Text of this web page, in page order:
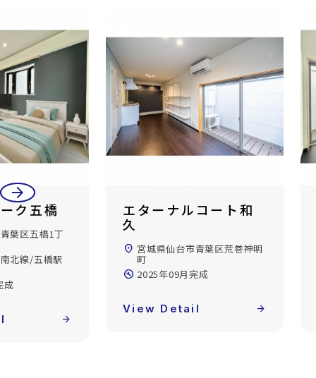
arrow_back
arrow_forward
ート和
エターナルコート和
久
location_on 宮城県仙台市青葉区荒巻神明
町
build_circle 2025年09月完成
View Detail arrow_forward